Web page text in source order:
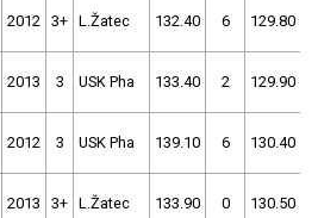
2012 3+ L.Žatec 132.40 6 129.80
2013 3 USK Pha 133.40 2 129.90
2012 3 USK Pha 139.10 6 130.40
2013 3+ L.Žatec 133.90 0 130.50